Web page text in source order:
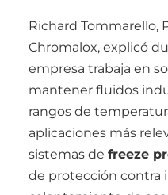
Richard Tommarello,
Chromalox, explicó
empresa trabaja en
mantener fluidos
rangos de
aplicaciones más
sistemas de freeze
de protección contra